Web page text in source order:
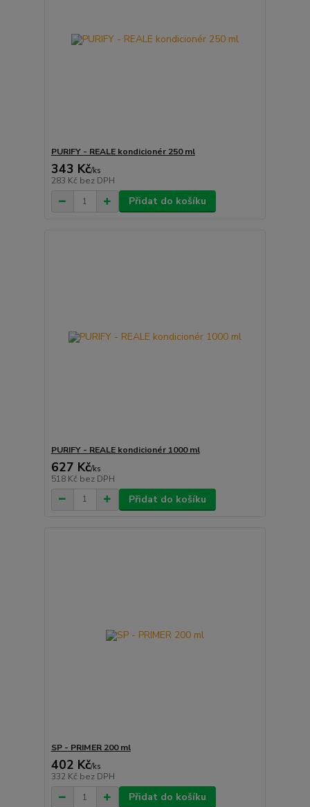
PURIFY - REALE kondicionér 250 ml
343 Kč/ks
283 Kč bez DPH
Přidat do košíku
PURIFY - REALE kondicionér 1000 ml
627 Kč/ks
518 Kč bez DPH
Přidat do košíku
SP - PRIMER 200 ml
402 Kč/ks
332 Kč bez DPH
Přidat do košíku